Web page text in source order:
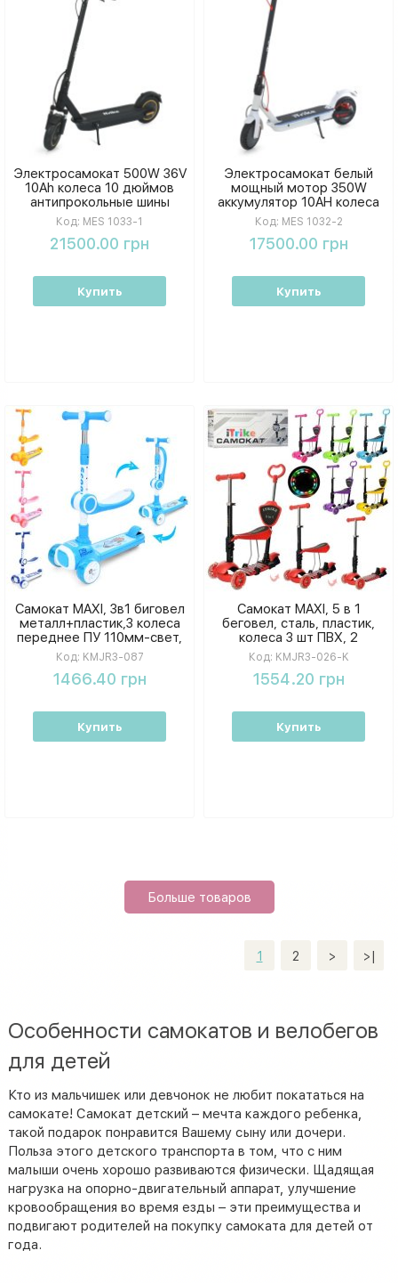
Электросамокат 500W 36V
10Ah колеса 10 дюймов
антипрокольные шины
Черный
Код: MES 1033-1
21500.00 грн
Купить
Электросамокат белый
мощный мотор 350W
аккумулятор 10AH колеса
8.5 дюймов
Код: MES 1032-2
17500.00 грн
Купить
Самокат MAXI, 3в1 биговел
металл+пластик,3 колеса
переднее ПУ 110мм-свет,
заднее 84мм, подножка
KMJR3-087
Код: KMJR3-087
1466.40 грн
Купить
Самокат MAXI, 5 в 1
беговел, сталь, пластик,
колеса 3 шт ПВХ, 2
передних 120 мм, светятся,
заднее 95 мм KMJR3-026-K
Код: KMJR3-026-K
1554.20 грн
Купить
Больше товаров
1 2 > >|
Особенности самокатов и велобегов
для детей
Кто из мальчишек или девчонок не любит покататься на
самокате! Самокат детский – мечта каждого ребенка,
такой подарок понравится Вашему сыну или дочери.
Польза этого детского транспорта в том, что с ним
малыши очень хорошо развиваются физически. Щадящая
нагрузка на опорно-двигательный аппарат, улучшение
кровообращения во время езды – эти преимущества и
подвигают родителей на покупку самоката для детей от
года.